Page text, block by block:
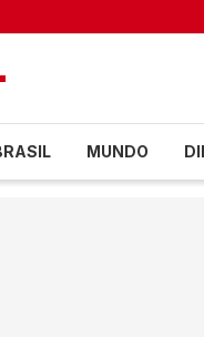
MUNDO